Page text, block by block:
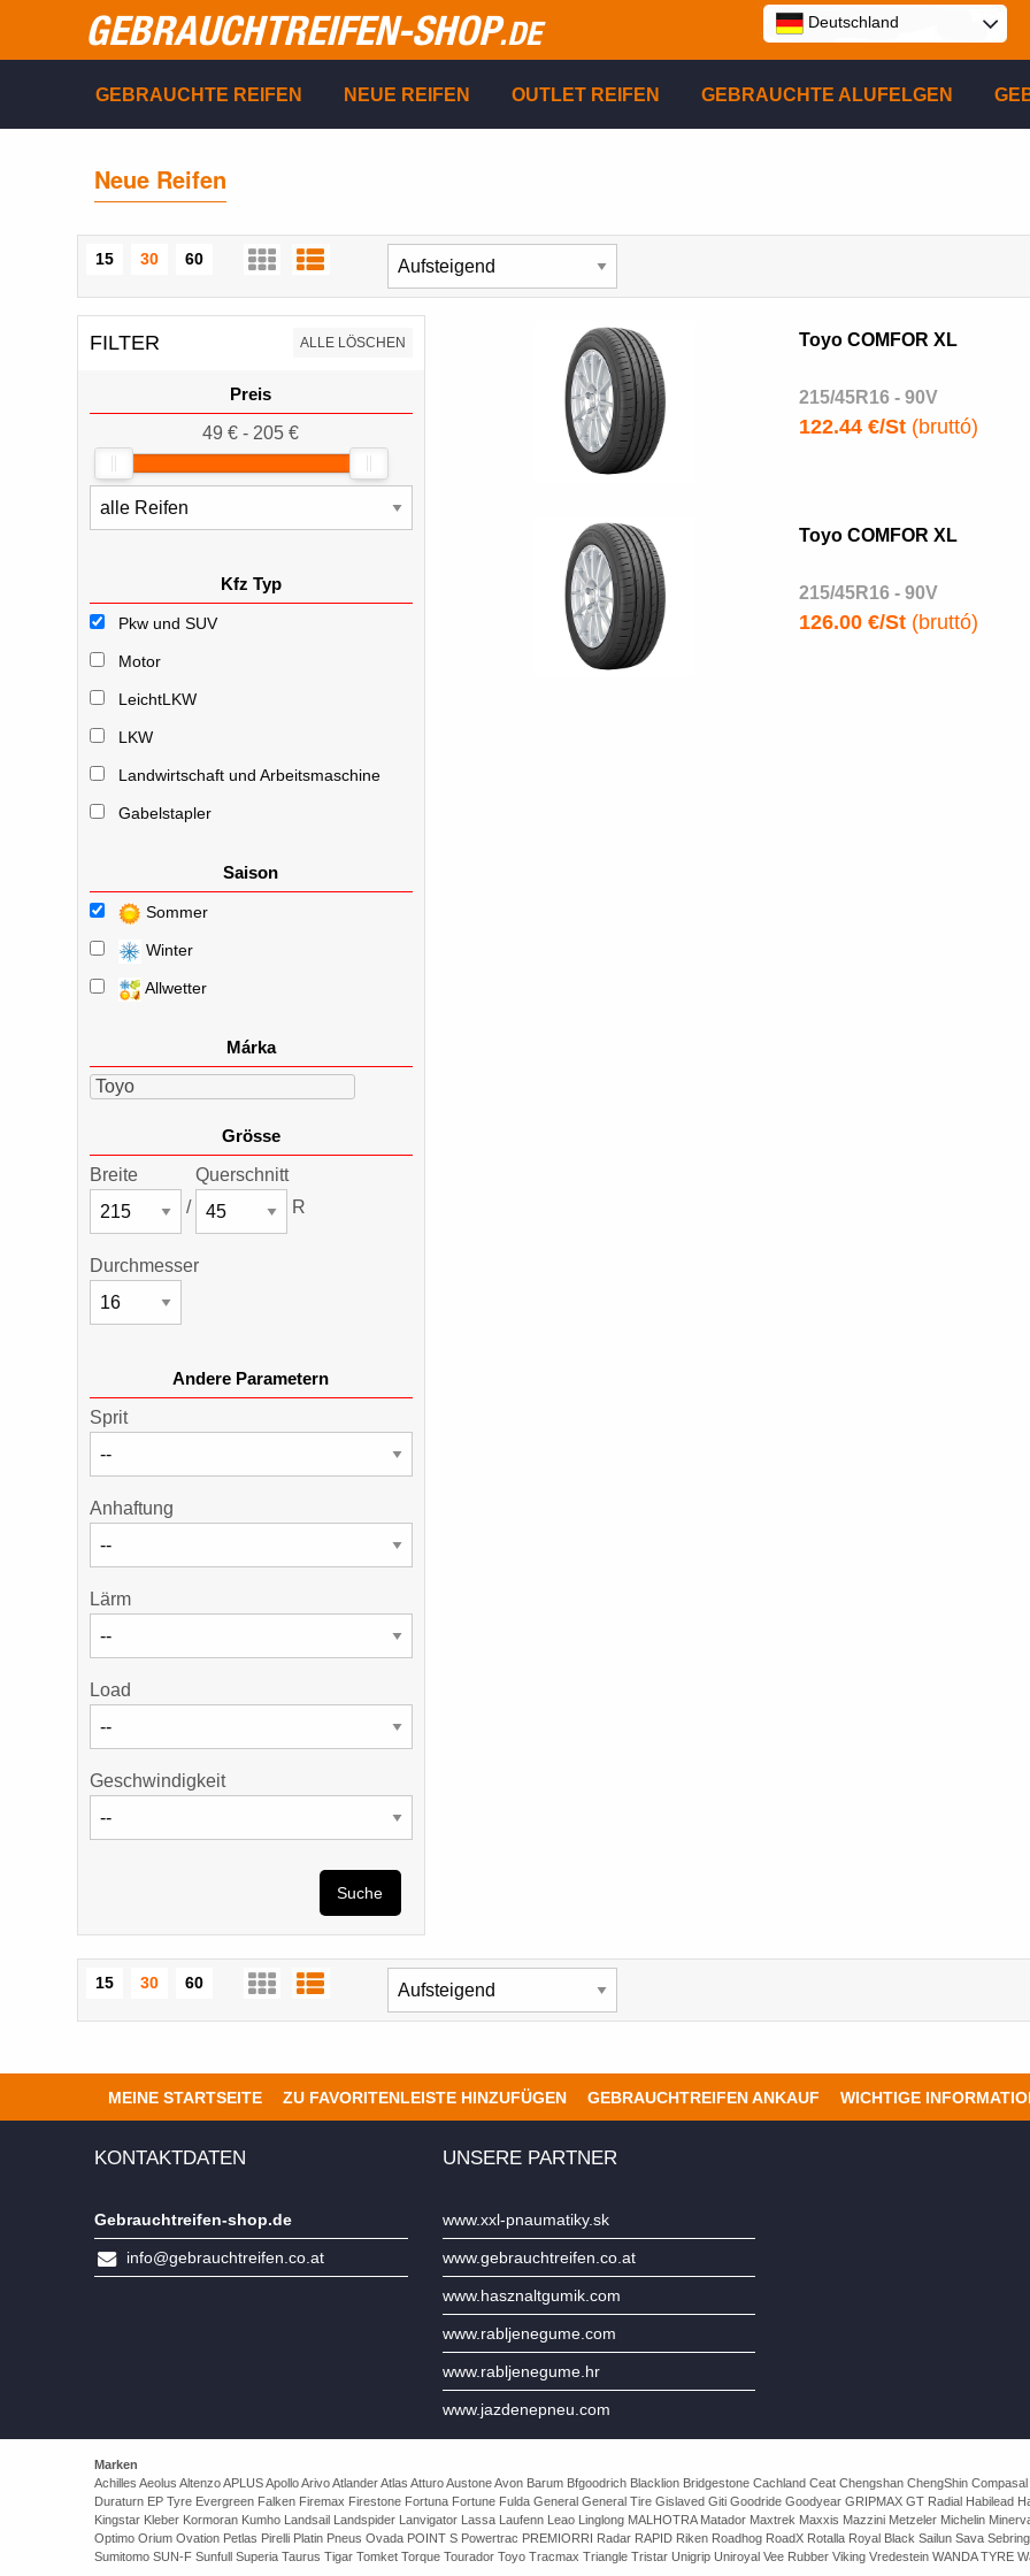
GEBRAUCHTREIFEN-SHOP.DE Deutschland
GEBRAUCHTE REIFEN NEUE REIFEN OUTLET REIFEN GEBRAUCHTE ALUFELGEN
Neue Reifen
15 30 60
FILTER ALLE LÖSCHEN
Preis
49 € - 205 €
Kfz Typ
Pkw und SUV
Motor
LeichtLKW
LKW
Landwirtschaft und Arbeitsmaschine
Gabelstapler
Saison
Sommer
Winter
Allwetter
Márka
Toyo
Grösse
Breite
/
Querschnitt
R
Durchmesser
Andere Parametern
Sprit
Anhaftung
Lärm
Load
Geschwindigkeit
Suche
Toyo COMFOR XL
215/45R16 - 90V
122.44 €/St(bruttó)
Toyo COMFOR XL
215/45R16 - 90V
126.00 €/St(bruttó)
15 30 60
MEINE STARTSEITE ZU FAVORITENLEISTE HINZUFÜGEN GEBRAUCHTREIFEN ANKAUF WICHTIGE
KONTAKTDATEN
Gebrauchtreifen-shop.de
info@gebrauchtreifen.co.at
UNSERE PARTNER
www.xxl-pnaumatiky.sk
www.gebrauchtreifen.co.at
www.hasznaltgumik.com
www.rabljenegume.com
www.rabljenegume.hr
www.jazdenepneu.com
Marken
Achilles Aeolus Altenzo APLUS Apollo Arivo Atlander Atlas Atturo Austone Avon Barum Bfgoodrich Blacklion Bridgestone Cachland Ceat Chengshan ChengShin
Duraturn EP Tyre Evergreen Falken Firemax Firestone Fortuna Fortune Fulda General General Tire Gislaved Giti Goodride Goodyear GRIPMAX GT Radial Habilead
Kingstar Kleber Kormoran Kumho Landsail Landspider Lanvigator Lassa Laufenn Leao Linglong MALHOTRA Matador Maxtrek Maxxis Mazzini Metzeler Michelin
Optimo Orium Ovation Petlas Pirelli Platin Pneus Ovada POINT S Powertrac PREMIORRI Radar RAPID Riken Roadhog RoadX Rotalla Royal Black Sailun Sava
Sumitomo SUN-F Sunfull Superia Taurus Tigar Tomket Torque Tourador Toyo Tracmax Triangle Tristar Unigrip Uniroyal Vee Rubber Viking Vredestein WANDA TYRE